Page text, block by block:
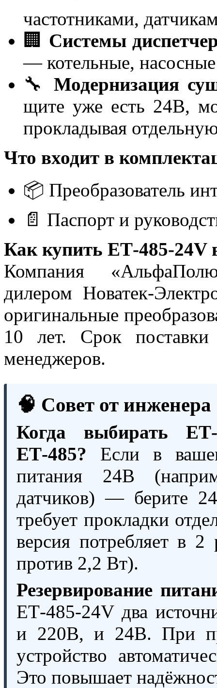
частотниками,
🏢 Системы
— котельные,
🔧 Модернизация
щите уже есть 24В,
прокладывая
Что входит в
📦 Преобразователь
📄 Паспорт и
Как купить ЕТ-485-24V
Компания
дилером Новатек-
оригинальные
10 лет. Срок
менеджеров.
🧠 Совет от
Когда выбирать
ЕТ-485? Если в
питания 24В
датчиков) — берите
требует прокладки
версия потребляет в
против 2,2 Вт).
Резервирование
ЕТ-485-24V два
и 220В, и 24В. При
устройство
Это повышает